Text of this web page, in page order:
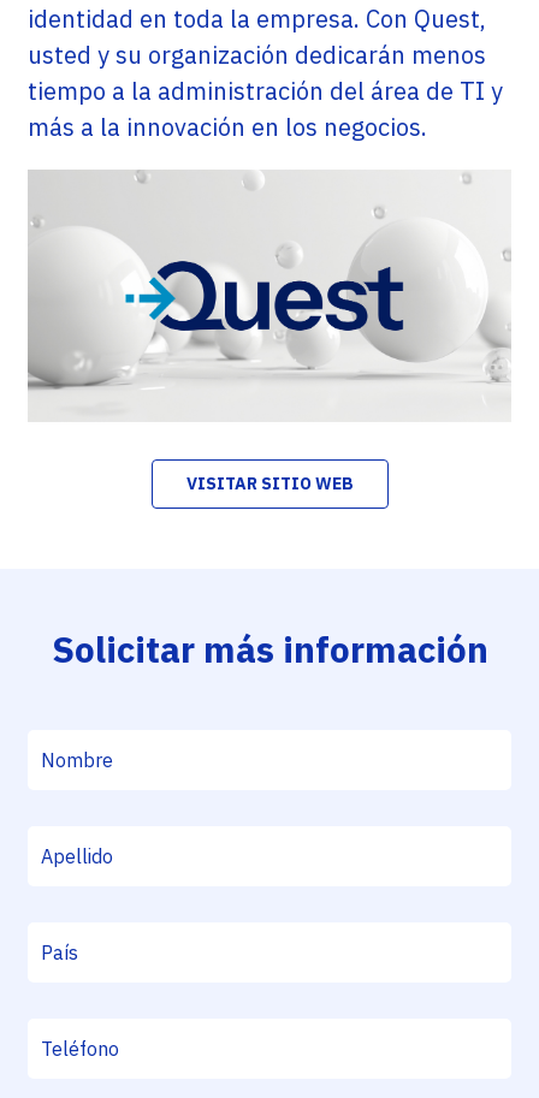
identidad en toda la empresa. Con Quest,
usted y su organización dedicarán menos
tiempo a la administración del área de TI y
más a la innovación en los negocios.
VISITAR SITIO WEB
Solicitar más información